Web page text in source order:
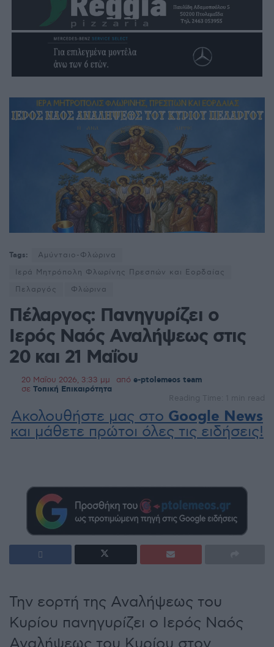
Tags:
Αμύνταιο-Φλώρινα
Ιερά Μητρόπολη Φλωρίνης Πρεσπών και Εορδαίας
Πελαργός
Φλώρινα
Πέλαργος: Πανηγυρίζει ο
Ιερός Ναός Αναλήψεως στις
20 και 21 Μαΐου
20 Μαΐου 2026, 3:33 μμ από e-ptolemeos team
σε Τοπική Επικαιρότητα
Reading Time: 1 min read
Ακολουθήστε μας στο Google News
και μάθετε πρώτοι όλες τις ειδήσεις!
Την εορτή της Αναλήψεως του
Κυρίου πανηγυρίζει ο Ιερός Ναός
Αναλήψεως του Κυρίου στον